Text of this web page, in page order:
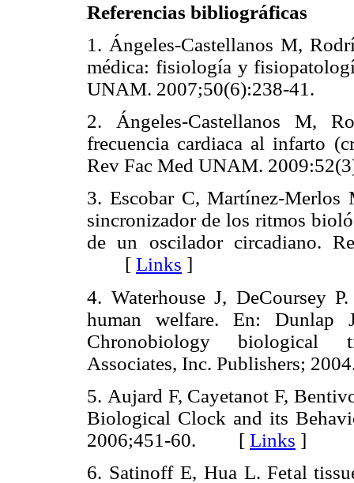
Referencias bibliográficas
1. Ángeles-Castellanos M,
médica: fisiología y
UNAM. 2007;50(6):238-
2. Ángeles-Castellanos M,
frecuencia cardiaca al infarto
Rev Fac Med UNAM.
3. Escobar C, Martínez-
sincronizador de los ritmos
de un oscilador circadiano.
[ Links ]
4. Waterhouse J, DeCoursey
human welfare. En: Dunlap
Chronobiology biological
Associates, Inc. Publishers;
5. Aujard F, Cayetanot F,
Biological Clock and its
2006;451-60. [ Links ]
6. Satinoff E, Hua L. Fetal